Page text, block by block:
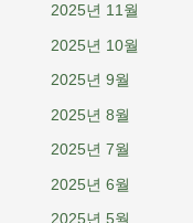
2025년 11월
2025년 10월
2025년 9월
2025년 8월
2025년 7월
2025년 6월
2025년 5월